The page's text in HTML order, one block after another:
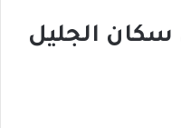
سكان الجليل